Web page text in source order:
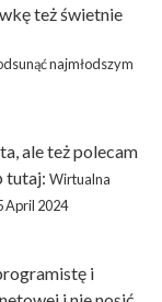
też świetnie
najmłodszym
ale też polecam
tutaj: Wirtualna
April 2024
i